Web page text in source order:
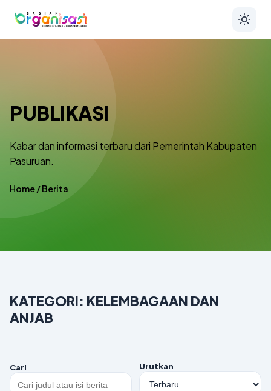
PUBLIKASI
Kabar dan informasi terbaru dari Pemerintah Kabupaten
Pasuruan.
Home/Berita
KATEGORI: KELEMBAGAAN DAN
ANJAB
Cari Urutkan